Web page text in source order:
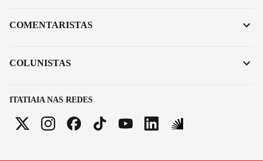
ITATIAIA NAS REDES
COMENTARISTAS
COLUNISTAS